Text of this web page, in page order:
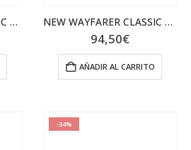
NEW WAYFARER CLASSIC RB2132 622 NEW WAYFARER CLASSIC 0RB2132_901L
94,50€
AÑADIR AL CARRITO
-34%